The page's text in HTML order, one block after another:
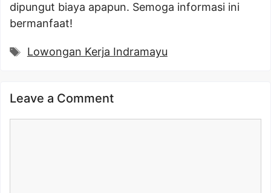
dipungut biaya apapun. Semoga informasi ini
bermanfaat!
Tags
Lowongan Kerja Indramayu
Leave a Comment